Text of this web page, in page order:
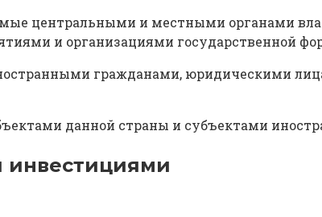
центральными и местными органами
и организациями государственной
гражданами, юридическими
данной страны и субъектами